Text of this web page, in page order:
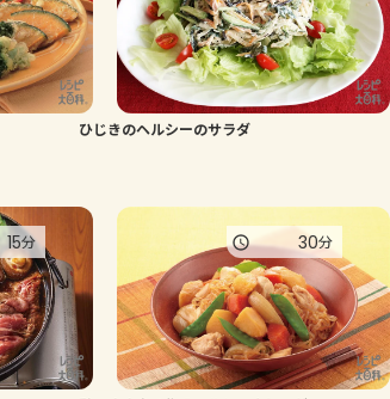
トーク
よくあるお問い合わせ
AJINOMOTO PARK とは
ひじきのヘルシーのサラダ
15分 30分